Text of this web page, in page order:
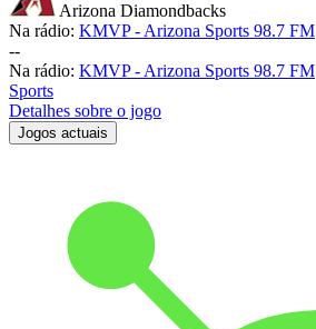
Arizona Diamondbacks
Na rádio: KMVP - Arizona Sports 98.7 FM
--
Na rádio: KMVP - Arizona Sports 98.7 FM
Sports
Detalhes sobre o jogo
Jogos actuais